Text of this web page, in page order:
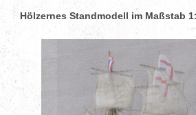
Hölzernes Standmodell im Maßstab